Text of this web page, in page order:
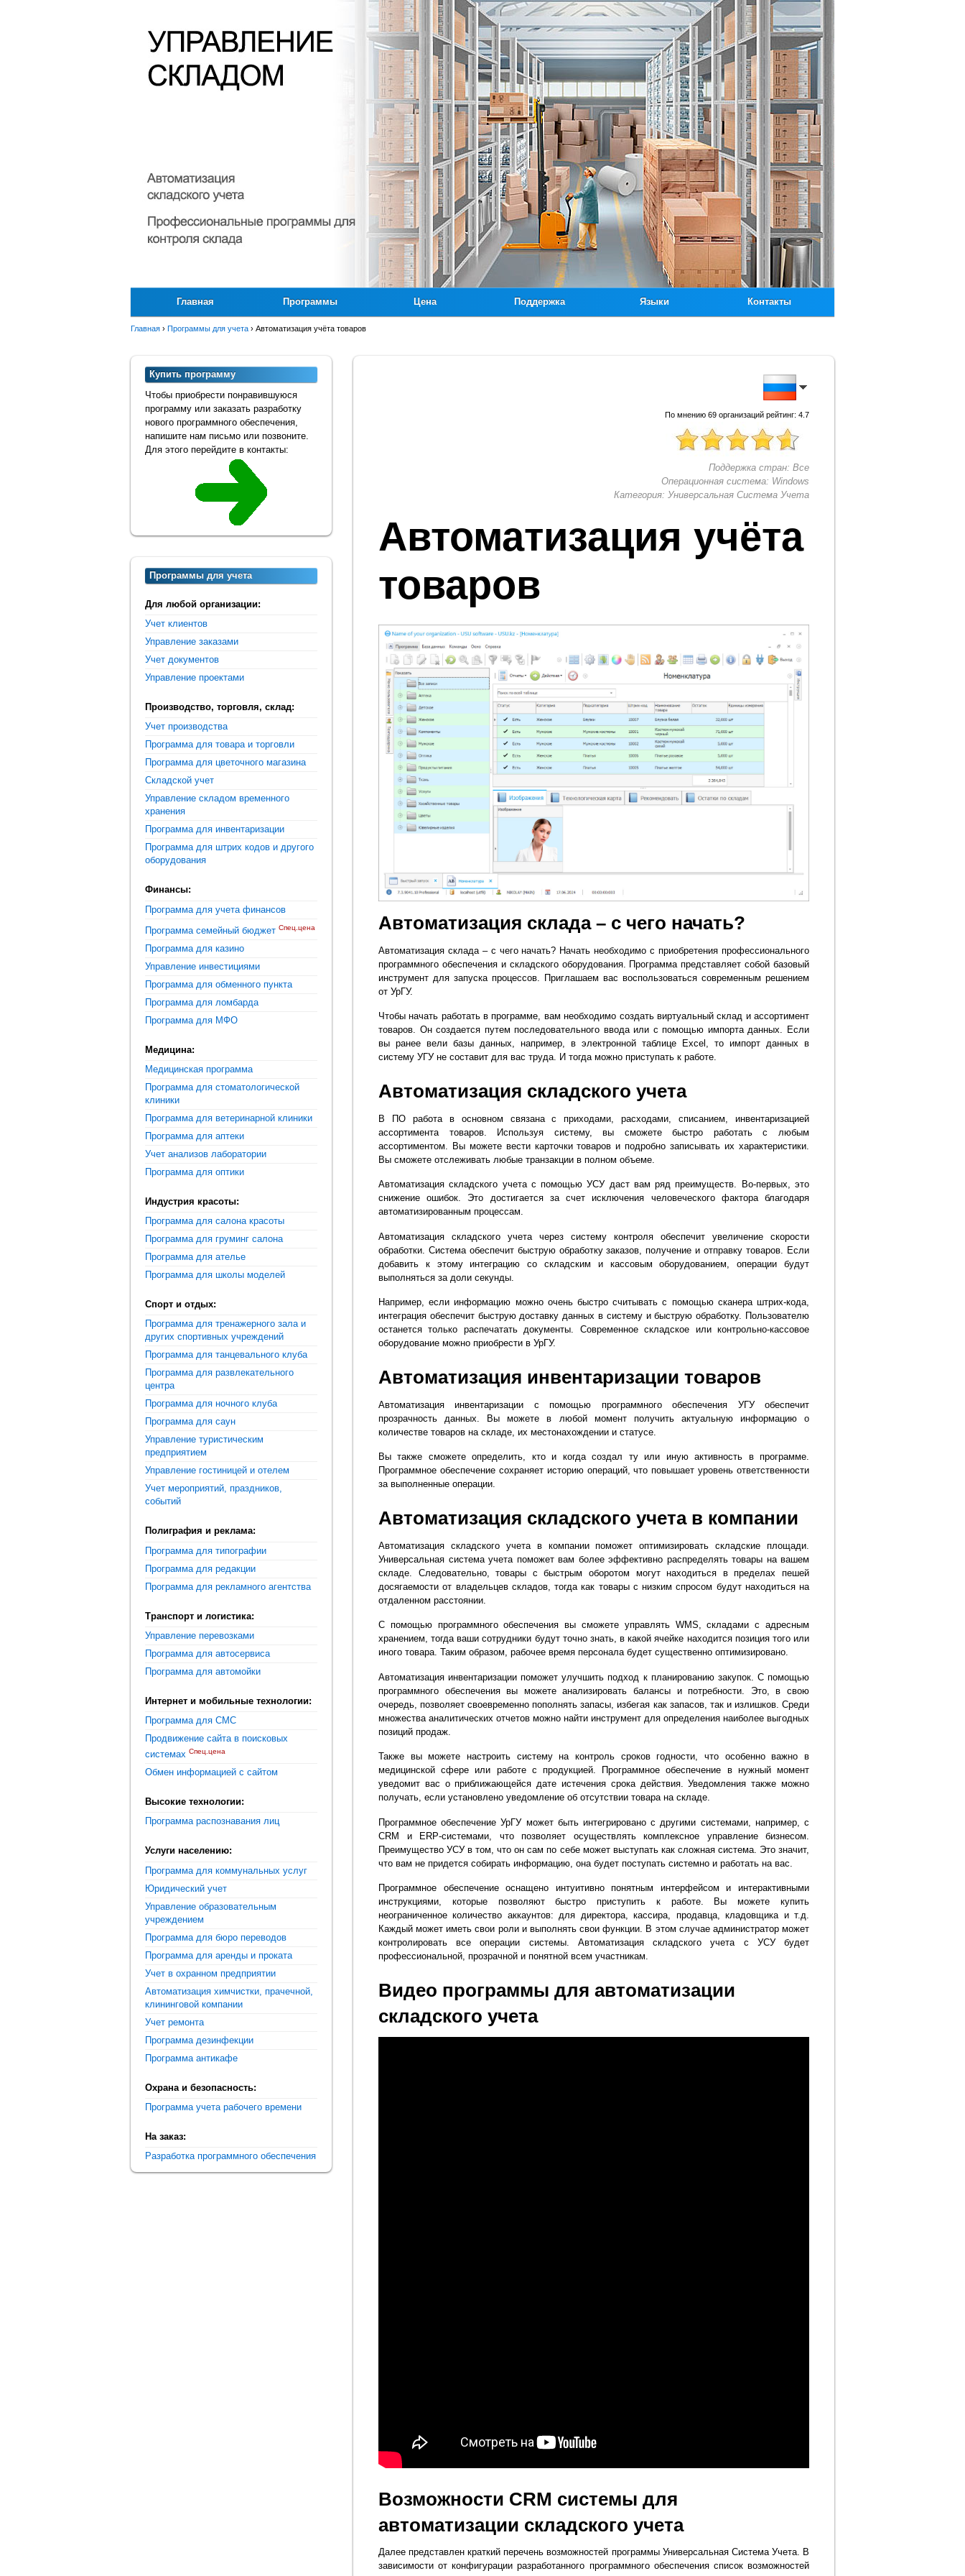
Главная Программы Цена Поддержка Языки Контакты
Главная › Программы для учета › Автоматизация учёта товаров
По мнению 69 организаций рейтинг: 4.7
Поддержка стран: Все
Операционная система: Windows
Категория: Универсальная Система Учета
Автоматизация учёта
товаров
Автоматизация склада – с чего начать?
Автоматизация склада – с чего начать? Начать необходимо с приобретения профессионального
программного обеспечения и складского оборудования. Программа представляет собой базовый
инструмент для запуска процессов. Приглашаем вас воспользоваться современным решением
от УрГУ.
Чтобы начать работать в программе, вам необходимо создать виртуальный склад и ассортимент
товаров. Он создается путем последовательного ввода или с помощью импорта данных. Если
вы ранее вели базы данных, например, в электронной таблице Excel, то импорт данных в
систему УГУ не составит для вас труда. И тогда можно приступать к работе.
Автоматизация складского учета
В ПО работа в основном связана с приходами, расходами, списанием, инвентаризацией
ассортимента товаров. Используя систему, вы сможете быстро работать с любым
ассортиментом. Вы можете вести карточки товаров и подробно записывать их характеристики.
Вы сможете отслеживать любые транзакции в полном объеме.
Автоматизация складского учета с помощью УСУ даст вам ряд преимуществ. Во-первых, это
снижение ошибок. Это достигается за счет исключения человеческого фактора благодаря
автоматизированным процессам.
Автоматизация складского учета через систему контроля обеспечит увеличение скорости
обработки. Система обеспечит быструю обработку заказов, получение и отправку товаров. Если
добавить к этому интеграцию со складским и кассовым оборудованием, операции будут
выполняться за доли секунды.
Например, если информацию можно очень быстро считывать с помощью сканера штрих-кода,
интеграция обеспечит быструю доставку данных в систему и быструю обработку. Пользователю
останется только распечатать документы. Современное складское или контрольно-кассовое
оборудование можно приобрести в УрГУ.
Автоматизация инвентаризации товаров
Автоматизация инвентаризации с помощью программного обеспечения УГУ обеспечит
прозрачность данных. Вы можете в любой момент получить актуальную информацию о
количестве товаров на складе, их местонахождении и статусе.
Вы также сможете определить, кто и когда создал ту или иную активность в программе.
Программное обеспечение сохраняет историю операций, что повышает уровень ответственности
за выполненные операции.
Автоматизация складского учета в компании
Автоматизация складского учета в компании поможет оптимизировать складские площади.
Универсальная система учета поможет вам более эффективно распределять товары на вашем
складе. Следовательно, товары с быстрым оборотом могут находиться в пределах пешей
досягаемости от владельцев складов, тогда как товары с низким спросом будут находиться на
отдаленном расстоянии.
С помощью программного обеспечения вы сможете управлять WMS, складами с адресным
хранением, тогда ваши сотрудники будут точно знать, в какой ячейке находится позиция того или
иного товара. Таким образом, рабочее время персонала будет существенно оптимизировано.
Автоматизация инвентаризации поможет улучшить подход к планированию закупок. С помощью
программного обеспечения вы можете анализировать балансы и потребности. Это, в свою
очередь, позволяет своевременно пополнять запасы, избегая как запасов, так и излишков. Среди
множества аналитических отчетов можно найти инструмент для определения наиболее выгодных
позиций продаж.
Также вы можете настроить систему на контроль сроков годности, что особенно важно в
медицинской сфере или работе с продукцией. Программное обеспечение в нужный момент
уведомит вас о приближающейся дате истечения срока действия. Уведомления также можно
получать, если установлено уведомление об отсутствии товара на складе.
Программное обеспечение УрГУ может быть интегрировано с другими системами, например, с
CRM и ERP-системами, что позволяет осуществлять комплексное управление бизнесом.
Преимущество УСУ в том, что он сам по себе может выступать как сложная система. Это значит,
что вам не придется собирать информацию, она будет поступать системно и работать на вас.
Программное обеспечение оснащено интуитивно понятным интерфейсом и интерактивными
инструкциями, которые позволяют быстро приступить к работе. Вы можете купить
неограниченное количество аккаунтов: для директора, кассира, продавца, кладовщика и т.д.
Каждый может иметь свои роли и выполнять свои функции. В этом случае администратор может
контролировать все операции системы. Автоматизация складского учета с УСУ будет
профессиональной, прозрачной и понятной всем участникам.
Видео программы для автоматизации
складского учета
Возможности CRM системы для
автоматизации складского учета
Далее представлен краткий перечень возможностей программы Универсальная Система Учета. В
зависимости от конфигурации разработанного программного обеспечения список возможностей
Купить программу
Чтобы приобрести понравившуюся
программу или заказать разработку
нового программного обеспечения,
напишите нам письмо или позвоните.
Для этого перейдите в контакты:
Программы для учета
Для любой организации:
Учет клиентов
Управление заказами
Учет документов
Управление проектами
Производство, торговля, склад:
Учет производства
Программа для товара и торговли
Программа для цветочного магазина
Складской учет
Управление складом временного
хранения
Программа для инвентаризации
Программа для штрих кодов и другого
оборудования
Финансы:
Программа для учета финансов
Программа семейный бюджет Спец.цена
Программа для казино
Управление инвестициями
Программа для обменного пункта
Программа для ломбарда
Программа для МФО
Медицина:
Медицинская программа
Программа для стоматологической
клиники
Программа для ветеринарной клиники
Программа для аптеки
Учет анализов лаборатории
Программа для оптики
Индустрия красоты:
Программа для салона красоты
Программа для груминг салона
Программа для ателье
Программа для школы моделей
Спорт и отдых:
Программа для тренажерного зала и
других спортивных учреждений
Программа для танцевального клуба
Программа для развлекательного
центра
Программа для ночного клуба
Программа для саун
Управление туристическим
предприятием
Управление гостиницей и отелем
Учет мероприятий, праздников,
событий
Полиграфия и реклама:
Программа для типографии
Программа для редакции
Программа для рекламного агентства
Транспорт и логистика:
Управление перевозками
Программа для автосервиса
Программа для автомойки
Интернет и мобильные технологии:
Программа для СМС
Продвижение сайта в поисковых
системах Спец.цена
Обмен информацией с сайтом
Высокие технологии:
Программа распознавания лиц
Услуги населению:
Программа для коммунальных услуг
Юридический учет
Управление образовательным
учреждением
Программа для бюро переводов
Программа для аренды и проката
Учет в охранном предприятии
Автоматизация химчистки, прачечной,
клининговой компании
Учет ремонта
Программа дезинфекции
Программа антикафе
Охрана и безопасность:
Программа учета рабочего времени
На заказ:
Разработка программного обеспечения